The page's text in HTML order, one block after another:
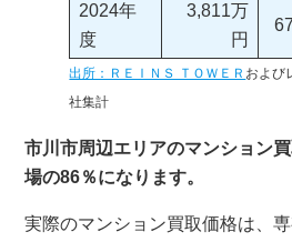
2024年
度
3,811万
円
出所：ＲＥＩＮＳ ＴＯＷＥＲ および
社集計
市川市周辺エリアのマンション
場の86％になります。
実際のマンション買取価格は、